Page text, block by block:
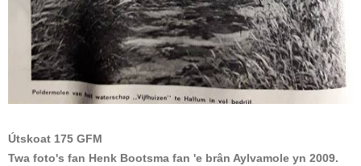
Útskoat 175 GFM
Twa foto's fan Henk Bootsma fan 'e brân Aylvamole yn 2009.